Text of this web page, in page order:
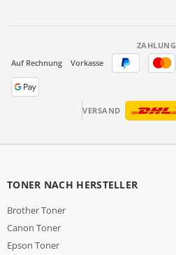
ZAHLUNG
Auf Rechnung
Vorkasse
VERSAND
TONER NACH HERSTELLER
Brother Toner
Canon Toner
Epson Toner